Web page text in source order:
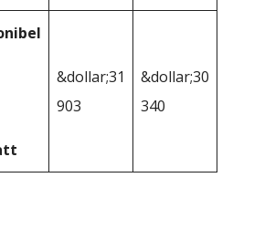
&dollar;31
903
&dollar;30
340